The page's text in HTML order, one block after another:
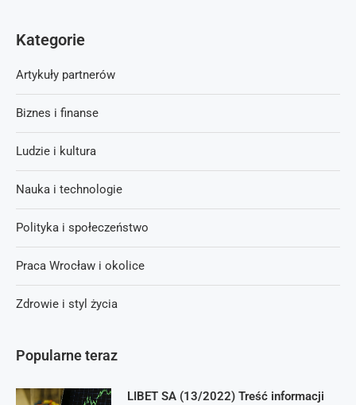
Popularne teraz
LIBET SA (13/2022) Treść informacji
Kategorie
Artykuły partnerów
Biznes i finanse
Ludzie i kultura
Nauka i technologie
Polityka i społeczeństwo
Praca Wrocław i okolice
Zdrowie i styl życia